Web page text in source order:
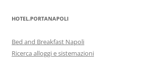
HOTEL.PORTANAPOLI
Bed and Breakfast Napoli
Ricerca alloggi e sistemazioni